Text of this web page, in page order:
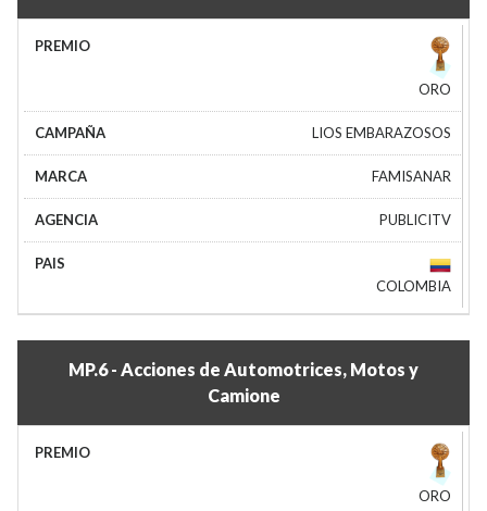
ORO
LIOS EMBARAZOSOS
FAMISANAR
PUBLICITV
COLOMBIA
MP.6 - Acciones de Automotrices, Motos y
Camione
ORO